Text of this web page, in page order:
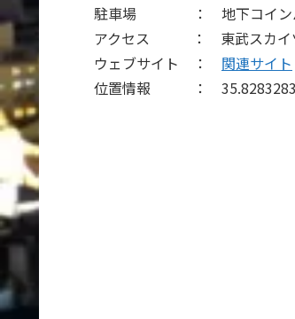
駐車場 ： 地下コインパ
アクセス ： 東武スカイツ
ウェブサイト ： 関連サイト
位置情報 ：